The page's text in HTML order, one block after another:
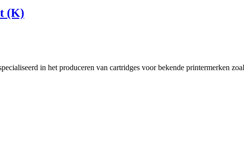
(K)
in het produceren van cartridges voor bekende printermerken